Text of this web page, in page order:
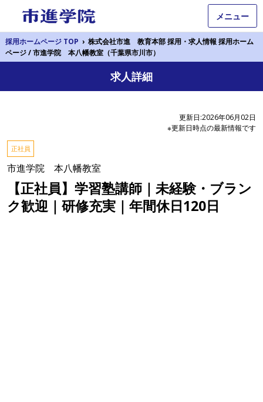
メニュー
採用ホームページ TOP › 株式会社市進 教育本部 採用・求人情報 採用ホーム
ページ / 市進学院 本八幡教室（千葉県市川市）
求人詳細
更新日:2026年06月02日
※更新日時点の最新情報です
正社員
市進学院 本八幡教室
【正社員】学習塾講師｜未経験・ブラン
ク歓迎｜研修充実｜年間休日120日